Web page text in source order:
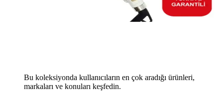
Bu koleksiyonda kullanıcıların en çok aradığı ürünleri,
markaları ve konuları keşfedin.